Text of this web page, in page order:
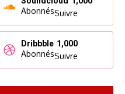
AbonnésSuivre
Dribbble 1,000
AbonnésSuivre